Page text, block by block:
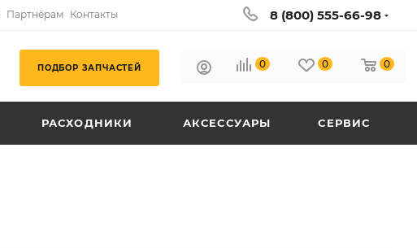
Партнёрам Контакты 8 (800) 555-66-98
ПОДБОР ЗАПЧАСТЕЙ 0 0 0
РАСХОДНИКИ АКСЕССУАРЫ СЕРВИС